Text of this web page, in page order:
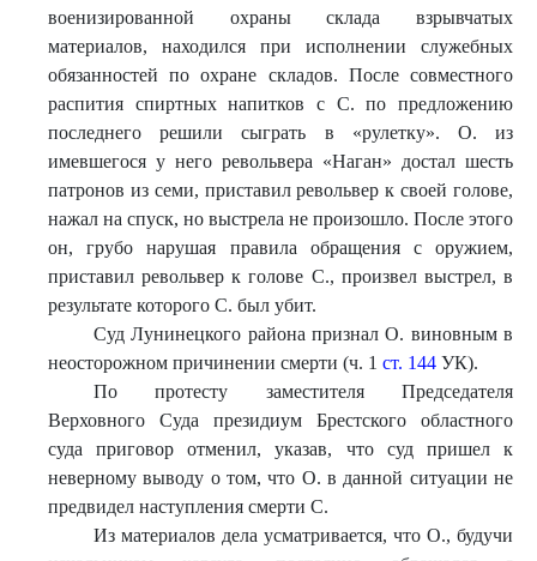
военизированной охраны склада взрывчатых
материалов, находился при исполнении служебных
обязанностей по охране складов. После совместного
распития спиртных напитков с С. по предложению
последнего решили сыграть в «рулетку». О. из
имевшегося у него револьвера «Наган» достал шесть
патронов из семи, приставил револьвер к своей голове,
нажал на спуск, но выстрела не произошло. После этого
он, грубо нарушая правила обращения с оружием,
приставил револьвер к голове С., произвел выстрел, в
результате которого С. был убит.
Суд Лунинецкого района признал О. виновным в
неосторожном причинении смерти (ч. 1 ст. 144 УК).
По протесту заместителя Председателя
Верховного Суда президиум Брестского областного
суда приговор отменил, указав, что суд пришел к
неверному выводу о том, что О. в данной ситуации не
предвидел наступления смерти С.
Из материалов дела усматривается, что О., будучи